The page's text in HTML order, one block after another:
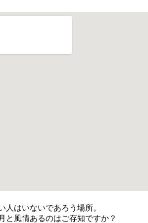
人はいないであろう場所。
と風情あるのはご存知ですか？